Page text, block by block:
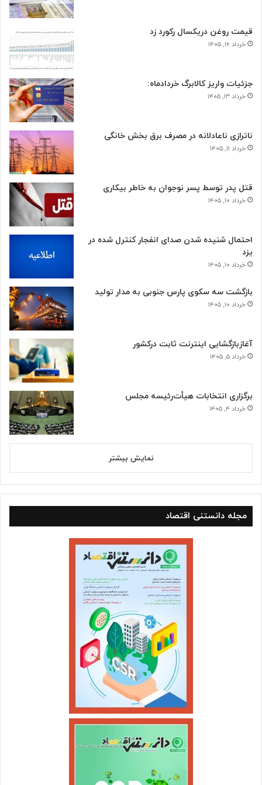
قیمت روغن دریکسال رکورد زد
خرداد ۱۶, ۱۴۰۵
جزئیات واریز کالابرگ خردادماه:
خرداد ۱۳, ۱۴۰۵
ناترازی ناعادلانه در مصرف برق بخش خانگی
خرداد ۱۱, ۱۴۰۵
قتل پدر توسط پسر نوجوان به خاطر بیکاری
خرداد ۱۰, ۱۴۰۵
احتمال شنیده شدن صدای انفجار کنترل شده در
یزد
خرداد ۱۰, ۱۴۰۵
بازگشت سه سکوی پارس جنوبی به مدار تولید
خرداد ۱۰, ۱۴۰۵
آغازبازگشایی اینترنت ثابت درکشور
خرداد ۵, ۱۴۰۵
برگزاری انتخابات هیأت‌رئیسه مجلس
خرداد ۴, ۱۴۰۵
نمایش بیشتر
مجله دانستنی اقتصاد